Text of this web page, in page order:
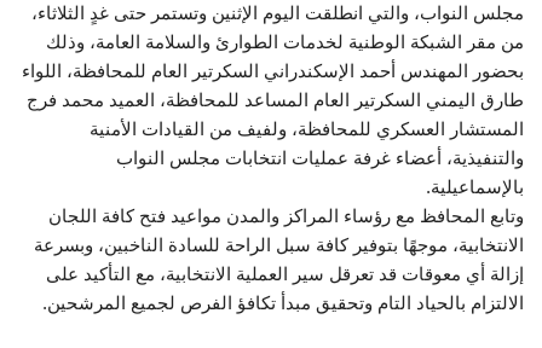
مجلس النواب، والتي انطلقت اليوم الإثنين وتستمر حتى غدٍ الثلاثاء،
من مقر الشبكة الوطنية لخدمات الطوارئ والسلامة العامة، وذلك
بحضور المهندس أحمد الإسكندراني السكرتير العام للمحافظة، اللواء
طارق اليمني السكرتير العام المساعد للمحافظة، العميد محمد فرج
المستشار العسكري للمحافظة، ولفيف من القيادات الأمنية
والتنفيذية، أعضاء غرفة عمليات انتخابات مجلس النواب
بالإسماعيلية.
وتابع المحافظ مع رؤساء المراكز والمدن مواعيد فتح كافة اللجان
الانتخابية، موجهًا بتوفير كافة سبل الراحة للسادة الناخبين، وبسرعة
إزالة أي معوقات قد تعرقل سير العملية الانتخابية، مع التأكيد على
الالتزام بالحياد التام وتحقيق مبدأ تكافؤ الفرص لجميع المرشحين.